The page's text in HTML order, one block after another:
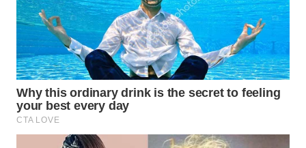
TRAVEL
WAHANA
TV
WAHANANEWS
ID
WAHANANEWS